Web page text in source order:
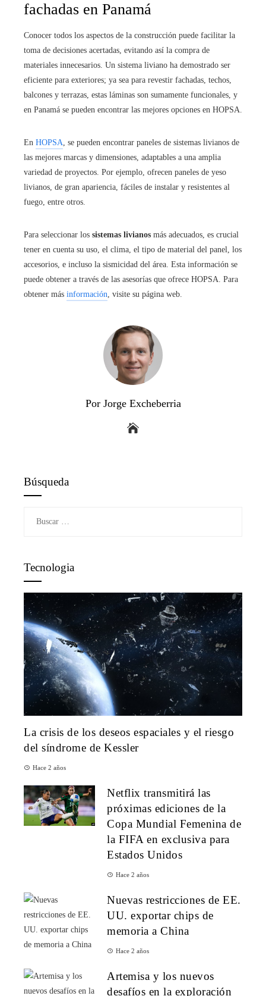
fachadas en Panamá
Conocer todos los aspectos de la construcción puede facilitar la
toma de decisiones acertadas, evitando así la compra de
materiales innecesarios. Un sistema liviano ha demostrado ser
eficiente para exteriores; ya sea para revestir fachadas, techos,
balcones y terrazas, estas láminas son sumamente funcionales, y
en Panamá se pueden encontrar las mejores opciones en HOPSA.
En HOPSA, se pueden encontrar paneles de sistemas livianos de
las mejores marcas y dimensiones, adaptables a una amplia
variedad de proyectos. Por ejemplo, ofrecen paneles de yeso
livianos, de gran apariencia, fáciles de instalar y resistentes al
fuego, entre otros.
Para seleccionar los sistemas livianos más adecuados, es crucial
tener en cuenta su uso, el clima, el tipo de material del panel, los
accesorios, e incluso la sismicidad del área. Esta información se
puede obtener a través de las asesorías que ofrece HOPSA. Para
obtener más información, visite su página web.
Por Jorge Excheberria
Búsqueda
Tecnologia
La crisis de los deseos espaciales y el riesgo
del síndrome de Kessler
Hace 2 años
Netflix transmitirá las
próximas ediciones de la
Copa Mundial Femenina de
la FIFA en exclusiva para
Estados Unidos
Hace 2 años
Nuevas restricciones de EE.
UU. exportar chips de
memoria a China
Hace 2 años
Artemisa y los nuevos
desafíos en la exploración